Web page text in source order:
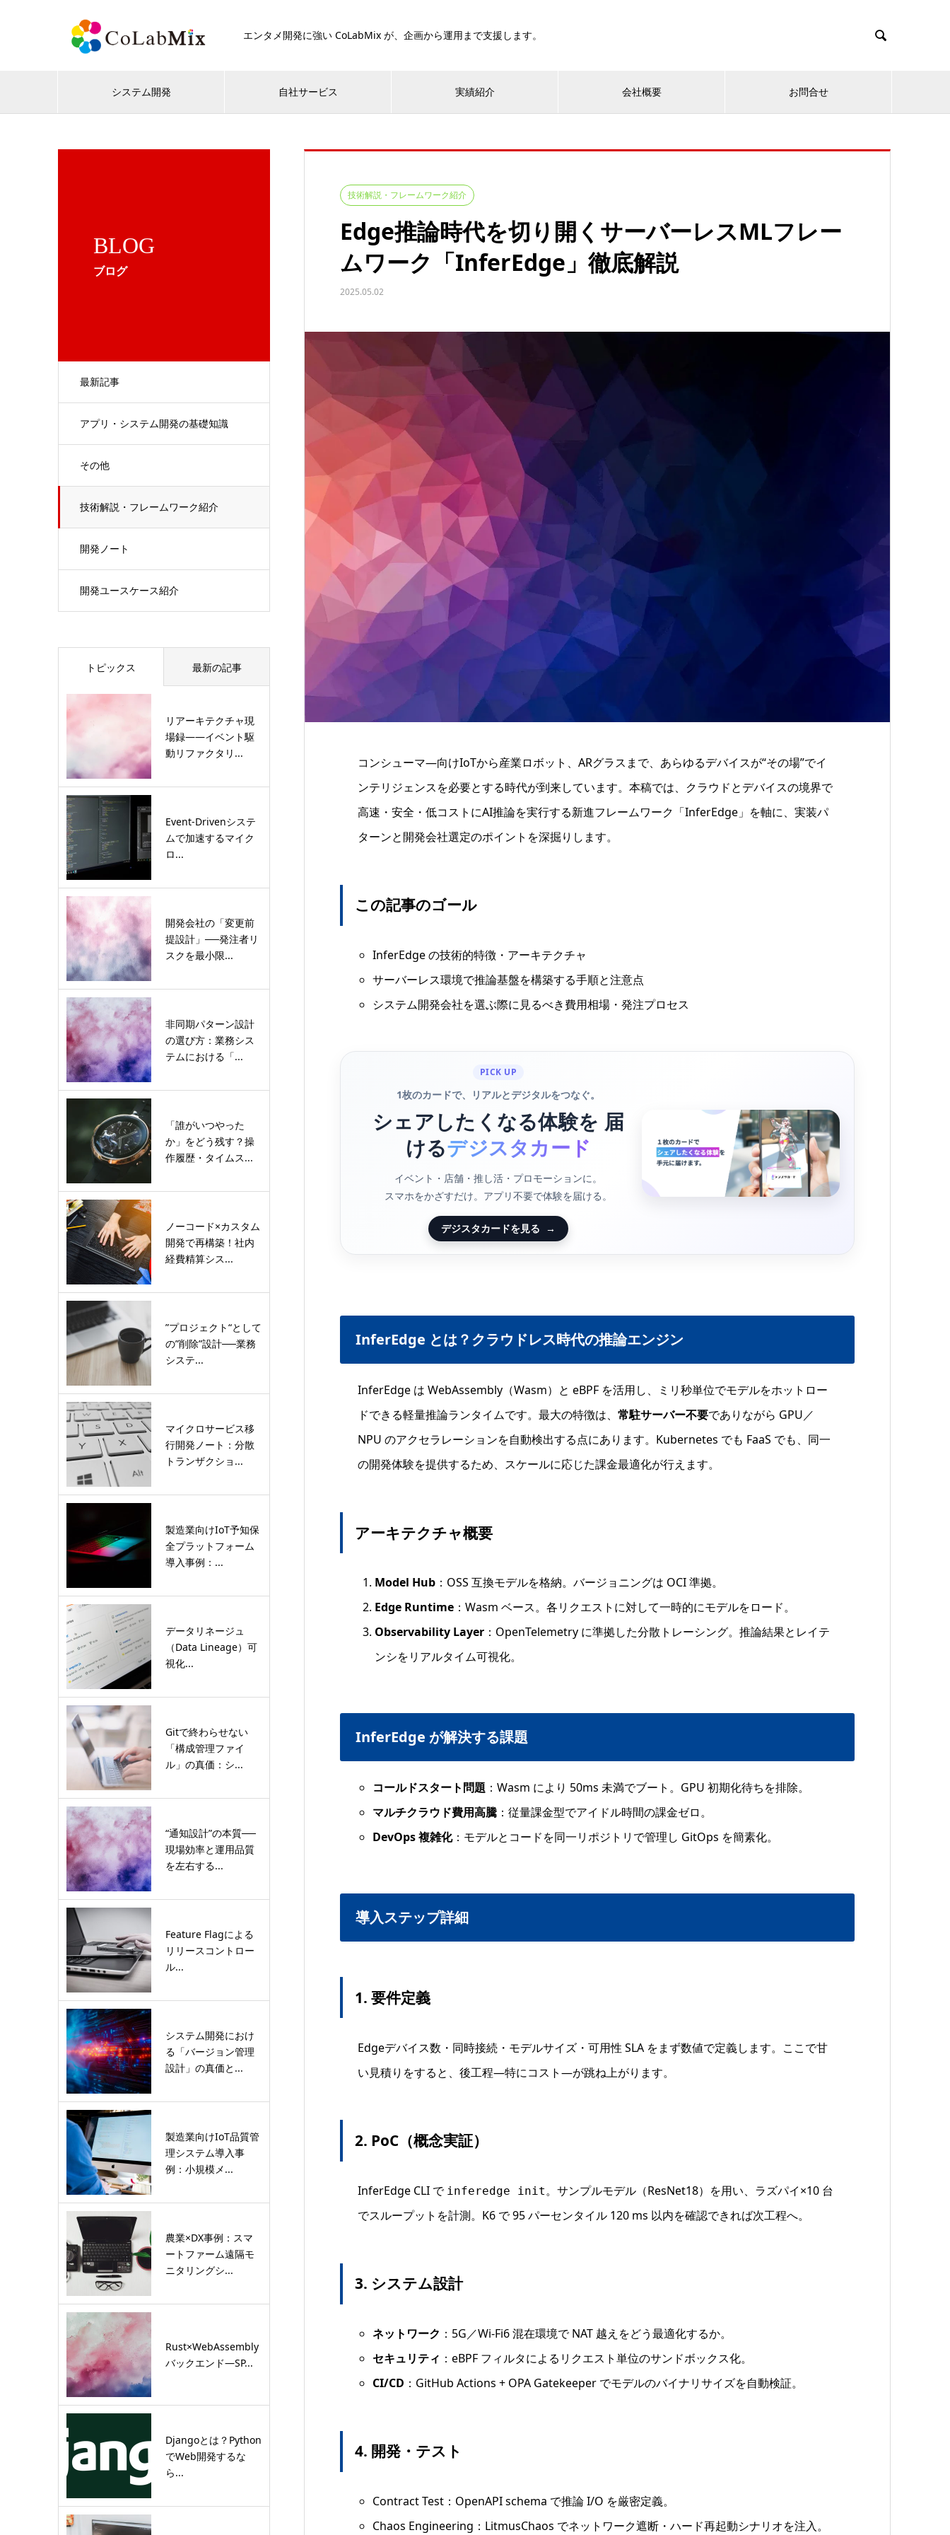
エンタメ開発に強い CoLabMix が、企画から運用まで支援します。 
システム開発 自社サービス 実績紹介 会社概要 お問合せ
BLOG
ブログ
最新記事
アプリ・システム開発の基礎知識
その他
技術解説・フレームワーク紹介
開発ノート
開発ユースケース紹介
技術解説・フレームワーク紹介
Edge推論時代を切り開くサーバーレスMLフレー
ムワーク「InferEdge」徹底解説
2025.05.02
コンシューマ―向けIoTから産業ロボット、ARグラスまで、あらゆるデバイスが“その場”でイ
ンテリジェンスを必要とする時代が到来しています。本稿では、クラウドとデバイスの境界で
高速・安全・低コストにAI推論を実行する新進フレームワーク「InferEdge」を軸に、実装パ
ターンと開発会社選定のポイントを深掘りします。
この記事のゴール
InferEdge の技術的特徴・アーキテクチャ
サーバーレス環境で推論基盤を構築する手順と注意点
システム開発会社を選ぶ際に見るべき費用相場・発注プロセス
PICK UP
1枚のカードで、リアルとデジタルをつなぐ。
シェアしたくなる体験を 届
けるデジスタカード
イベント・店舗・推し活・プロモーションに。
スマホをかざすだけ。アプリ不要で体験を届ける。
デジスタカードを見る →
InferEdge とは？クラウドレス時代の推論エンジン
InferEdge は WebAssembly（Wasm）と eBPF を活用し、ミリ秒単位でモデルをホットロー
ドできる軽量推論ランタイムです。最大の特徴は、 常駐サーバー不要でありながら GPU／
NPU のアクセラレーションを自動検出する点にあります。Kubernetes でも FaaS でも、同一
の開発体験を提供するため、スケールに応じた課金最適化が行えます。
アーキテクチャ概要
Model Hub ：OSS 互換モデルを格納。バージョニングは OCI 準拠。
Edge Runtime ：Wasm ベース。各リクエストに対して一時的にモデルをロード。
Observability Layer ：OpenTelemetry に準拠した分散トレーシング。推論結果とレイテ
ンシをリアルタイム可視化。
InferEdge が解決する課題
コールドスタート問題 ：Wasm により 50ms 未満でブート。GPU 初期化待ちを排除。
マルチクラウド費用高騰：従量課金型でアイドル時間の課金ゼロ。
DevOps 複雑化：モデルとコードを同一リポジトリで管理し GitOps を簡素化。
導入ステップ詳細
1. 要件定義
Edgeデバイス数・同時接続・モデルサイズ・可用性 SLA をまず数値で定義します。ここで甘
い見積りをすると、後工程—特にコスト—が跳ね上がります。
2. PoC（概念実証）
InferEdge CLI で inferedge init。サンプルモデル（ResNet18）を用い、ラズパイ×10 台
でスループットを計測。K6 で 95 パーセンタイル 120 ms 以内を確認できれば次工程へ。
3. システム設計
ネットワーク ：5G／Wi-Fi6 混在環境で NAT 越えをどう最適化するか。
セキュリティ ：eBPF フィルタによるリクエスト単位のサンドボックス化。
CI/CD ：GitHub Actions + OPA Gatekeeper でモデルのバイナリサイズを自動検証。
4. 開発・テスト
Contract Test：OpenAPI schema で推論 I/O を厳密定義。
Chaos Engineering：LitmusChaos でネットワーク遮断・ハード再起動シナリオを注入。
トピックス 最新の記事
リアーキテクチャ現
場録――イベント駆
動リファクタリ...
Event-Drivenシステ
ムで加速するマイク
ロ...
開発会社の「変更前
提設計」──発注者リ
スクを最小限...
非同期パターン設計
の選び方：業務シス
テムにおける「...
「誰がいつやった
か」をどう残す？操
作履歴・タイムス...
ノーコード×カスタム
開発で再構築！社内
経費精算シス...
”プロジェクト“として
の”削除”設計──業務
システ...
マイクロサービス移
行開発ノート：分散
トランザクショ...
製造業向けIoT予知保
全プラットフォーム
導入事例：...
データリネージュ
（Data Lineage）可
視化...
Gitで終わらせない
「構成管理ファイ
ル」の真価：シ...
“通知設計”の本質──
現場効率と運用品質
を左右する...
Feature Flagによる
リリースコントロー
ル...
システム開発におけ
る「バージョン管理
設計」の真価と...
製造業向けIoT品質管
理システム導入事
例：小規模メ...
農業×DX事例：スマ
ートファーム遠隔モ
ニタリングシ...
Rust×WebAssembly
バックエンド―SP...
Djangoとは？Python
でWeb開発するな
ら...